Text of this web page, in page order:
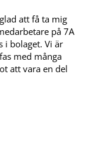
att få ta mig
på 7A
i bolaget. Vi är
med många
att vara en del